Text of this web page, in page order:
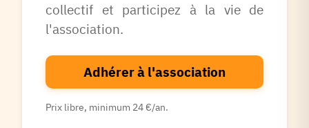
collectif et participez à la vie de
l'association.
Adhérer à l'association
Prix libre, minimum 24 €/an.